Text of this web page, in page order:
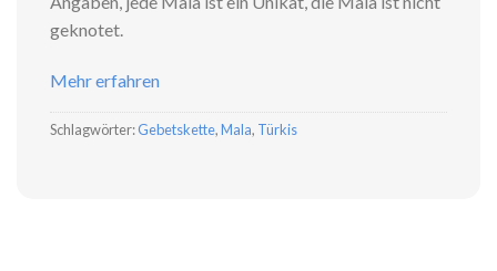
geknotet.
Mehr erfahren
Schlagwörter:Gebetskette,Mala, Türkis